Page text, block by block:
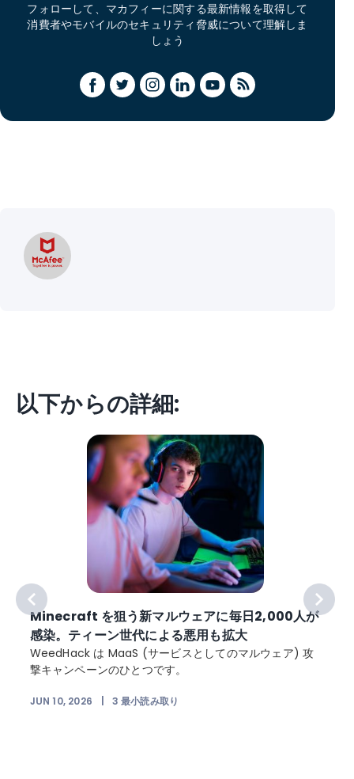
フォローして、マカフィーに関する最新情報を取得して
消費者やモバイルのセキュリティ脅威について理解しま
しょう
以下からの詳細:
Minecraft を狙う新マルウェアに毎日2,000人が
感染。ティーン世代による悪用も拡大
WeedHack は MaaS (サービスとしてのマルウェア) 攻
撃キャンペーンのひとつです。
JUN 10, 2026 3 最小読み取り